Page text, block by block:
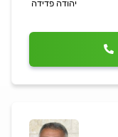
יהודה פדידה